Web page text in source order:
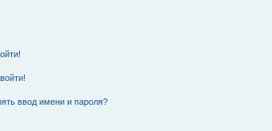
ввод имени и пароля?